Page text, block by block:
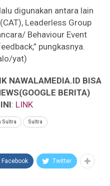
digunakan antara lain
Leaderless Group
Behaviour Event
pungkasnya.
yat)
NAWALAMEDIA.ID BISA
BERITA)
: LINK
Sultra Sultra
Facebook Twitter